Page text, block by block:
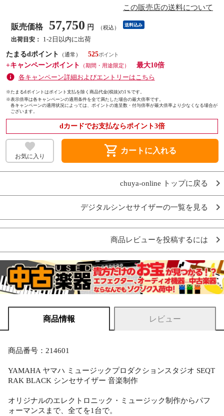
この販売店の送料について
販売価格 57,750 円 （税込） 送料込み
出荷目安：
1-2日以内に出荷
たまるdポイント
（通常）
525
+キャンペーンポイント
（期間・用途限定）
最大10倍
各キャンペーン詳細およびエントリーはこちら
※たまるdポイントはポイント支払を除く商品代金(税抜)の1％です。
※表示倍率は各キャンペーンの適用条件を全て満たした場合の最大倍率です。
各キャンペーンの適用状況によっては、ポイントの進呈数・付与倍率が最大倍率より少なくなる場合が
ございます。
dカードでお支払ならポイント3倍
お気に入り shopping_cart カートに入れる
chuya-online トップに戻る
デジタルシンセサイザーの一覧を見る
商品レビューを投稿するには
商品情報 レビュー
商品番号：214601
YAMAHA ヤマハ ミュージックプロダクションスタジオ SEQT
RAK BLACK シンセサイザー 音楽制作
オリジナルのエレクトロニック・ミュージック制作からパフ
ォーマンスまで、全てを1台で。